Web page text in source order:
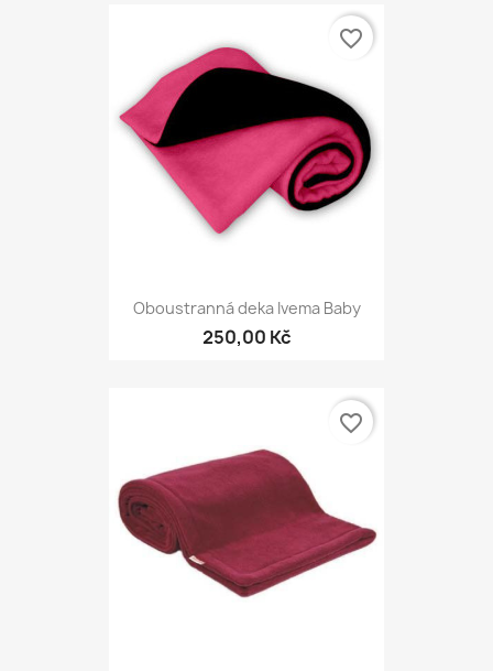
Oboustranná deka Ivema Baby
250,00 Kč
favorite_border
favorite_border